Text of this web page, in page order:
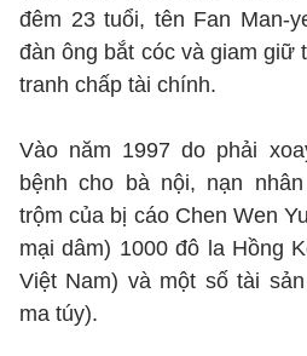
đêm 23 tuổi, tên Fan Man-
đàn ông bắt cóc và giam giữ
tranh chấp tài chính.
Vào năm 1997 do phải
bệnh cho bà nội, nạn
trộm của bị cáo Chen Wen
mại dâm) 1000 đô la Hồng
Việt Nam) và một số tài
ma túy).